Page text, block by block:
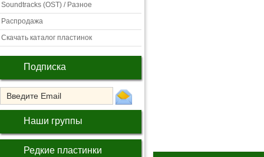
Soundtracks (OST) / Разное
Распродажа
Скачать каталог пластинок
Подписка
Наши группы
Редкие пластинки